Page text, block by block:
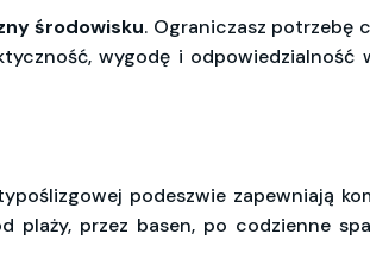
środowisku. Ograniczasz potrzebę
wygodę i odpowiedzialność
podeszwie zapewniają
plaży, przez basen, po codzienne